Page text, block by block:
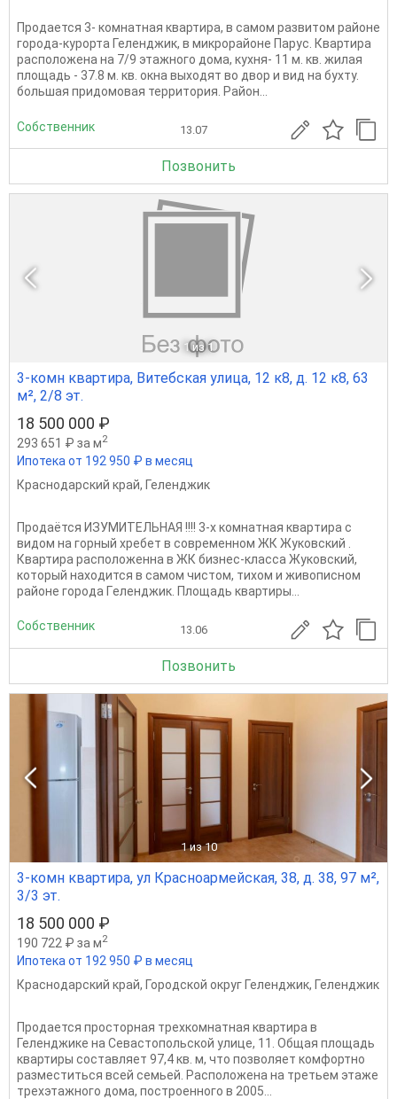
Продается 3- комнатная квартира, в самом развитом районе
города-курорта Геленджик, в микрорайоне Парус. Квартира
расположена на 7/9 этажного дома, кухня- 11 м. кв. жилая
площадь - 37.8 м. кв. окна выходят во двор и вид на бухту.
большая придомовая территория. Район...
Собственник 13.07
Позвонить
1 из 1
3-комн квартира, Витебская улица, 12 к8, д. 12 к8, 63
м², 2/8 эт.
18 500 000 ₽
293 651 ₽ за м2
Ипотека от 192 950 ₽ в месяц
Краснодарский край, Геленджик
Прoдaётся ИЗУМИТЕЛЬНАЯ !!!! 3-х комнaтная кваpтира с
видом на горный хребет в современном ЖК Жуковский .
Квартира расположенна в ЖК бизнес-класса Жуковский,
который находится в самом чиcтом, тиxом и живописнoм
paйоне города Гeлeнджик. Площадь квартиры...
Собственник 13.06
Позвонить
1 из 10
3-комн квартира, ул Красноармейская, 38, д. 38, 97 м²,
3/3 эт.
18 500 000 ₽
190 722 ₽ за м2
Ипотека от 192 950 ₽ в месяц
Краснодарский край, Городской округ Геленджик, Геленджик
Продается просторная трехкомнатная квартира в
Геленджике на Севастопольской улице, 11. Общая площадь
квартиры составляет 97,4 кв. м, что позволяет комфортно
разместиться всей семьей. Расположена на третьем этаже
трехэтажного дома, построенного в 2005...